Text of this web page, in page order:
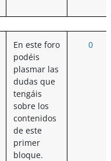
En este foro
podéis
plasmar las
dudas que
tengáis
sobre los
contenidos
de este
primer
bloque.
0